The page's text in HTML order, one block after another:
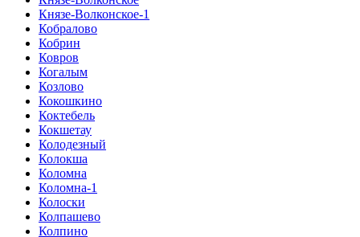
Князе-Волконское-1
Кобралово
Кобрин
Ковров
Когалым
Козлово
Кокошкино
Коктебель
Кокшетау
Колодезный
Колокша
Коломна
Коломна-1
Колоски
Колпашево
Колпино